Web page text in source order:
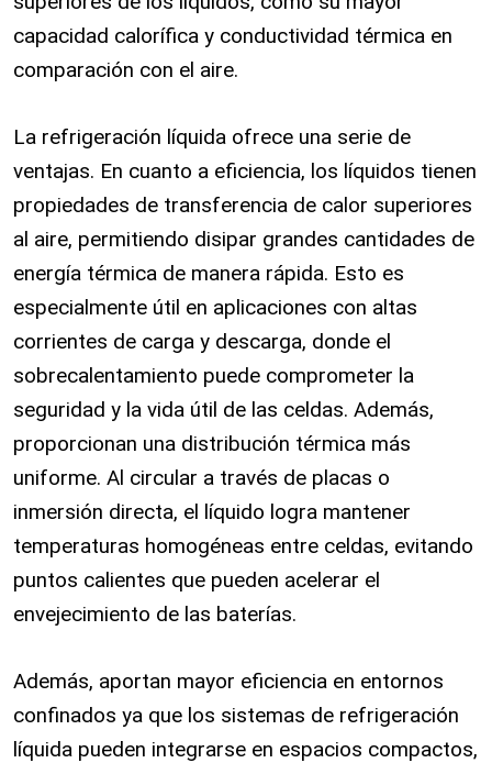
capacidad calorífica y conductividad térmica en
comparación con el aire.
La refrigeración líquida ofrece una serie de
ventajas. En cuanto a eficiencia, los líquidos tienen
propiedades de transferencia de calor superiores
al aire, permitiendo disipar grandes cantidades de
energía térmica de manera rápida. Esto es
especialmente útil en aplicaciones con altas
corrientes de carga y descarga, donde el
sobrecalentamiento puede comprometer la
seguridad y la vida útil de las celdas. Además,
proporcionan una distribución térmica más
uniforme. Al circular a través de placas o
inmersión directa, el líquido logra mantener
temperaturas homogéneas entre celdas, evitando
puntos calientes que pueden acelerar el
envejecimiento de las baterías.
Además, aportan mayor eficiencia en entornos
confinados ya que los sistemas de refrigeración
líquida pueden integrarse en espacios compactos,